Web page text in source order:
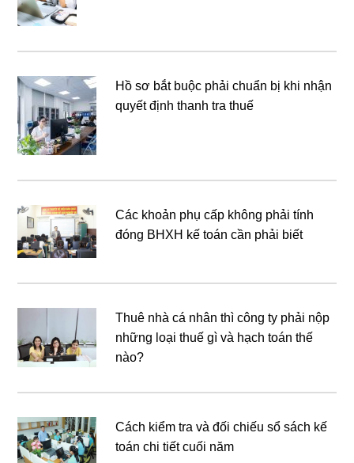
Hồ sơ bắt buộc phải chuẩn bị khi nhận
quyết định thanh tra thuế
Các khoản phụ cấp không phải tính
đóng BHXH kế toán cần phải biết
Thuê nhà cá nhân thì công ty phải nộp
những loại thuế gì và hạch toán thế
nào?
Cách kiểm tra và đối chiếu sổ sách kế
toán chi tiết cuối năm